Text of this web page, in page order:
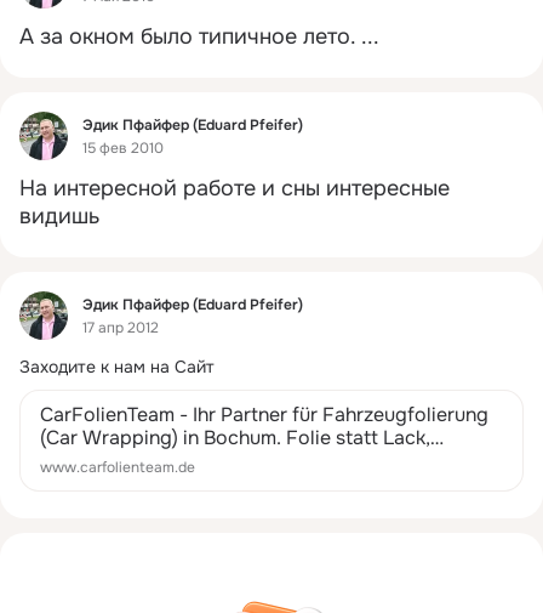
А за окном было типичное лето. ...
Фид
Эдик Пфайфер (Eduard Pfeifer)
15 фев 2010
На интересной работе и сны интересные
видишь
Фид
Эдик Пфайфер (Eduard Pfeifer)
17 апр 2012
Заходите к нам на Сайт
CarFolienTeam - Ihr Partner für Fahrzeugfolierung
(Car Wrapping) in Bochum. Folie statt Lack,
Autofolien, Scheibentönung,
www.carfolienteam.de